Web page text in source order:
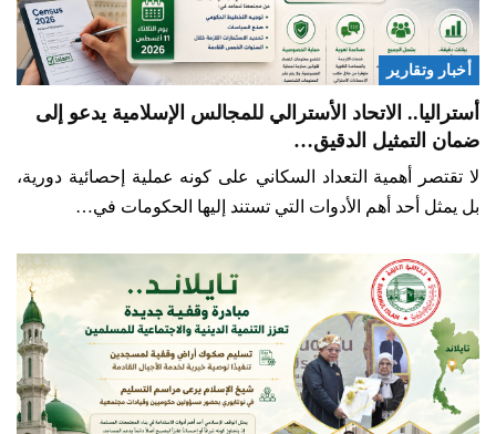
أخبار وتقارير
أستراليا.. الاتحاد الأسترالي للمجالس الإسلامية يدعو إلى
ضمان التمثيل الدقيق…
لا تقتصر أهمية التعداد السكاني على كونه عملية إحصائية دورية،
بل يمثل أحد أهم الأدوات التي تستند إليها الحكومات في…